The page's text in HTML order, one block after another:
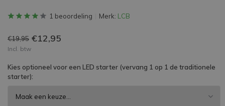
1 beoordeling Merk: LCB
€19,95 €12,95
Incl. btw
Kies optioneel voor een LED starter (vervang 1 op 1 de traditionele
starter):